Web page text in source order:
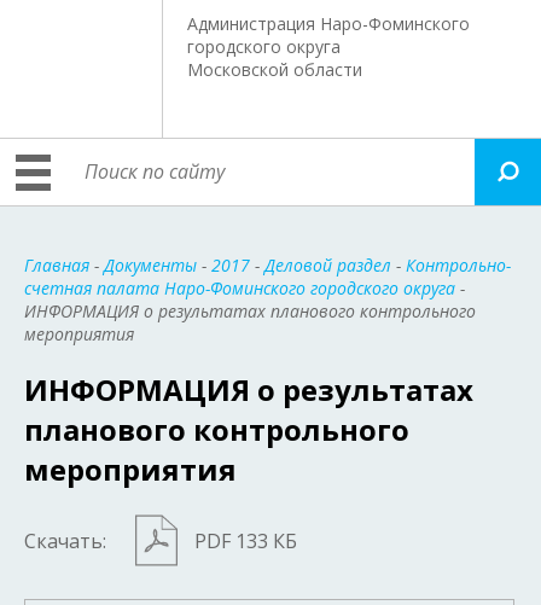
Администрация Наро-Фоминского
городского округа
Московской области
Главная -Документы - 2017 -Деловой раздел - Контрольно-
счетная палата Наро-Фоминского городского округа -
ИНФОРМАЦИЯ о результатах планового контрольного
мероприятия
ИНФОРМАЦИЯ о результатах
планового контрольного
мероприятия
Скачать: PDF 133 КБ